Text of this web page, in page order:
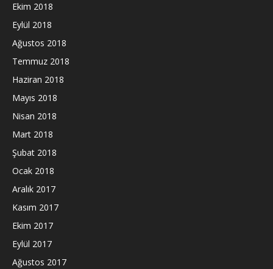
Ekim 2018
Eylül 2018
Ağustos 2018
Temmuz 2018
Haziran 2018
Mayıs 2018
Nisan 2018
Mart 2018
Şubat 2018
Ocak 2018
Aralık 2017
Kasım 2017
Ekim 2017
Eylül 2017
Ağustos 2017